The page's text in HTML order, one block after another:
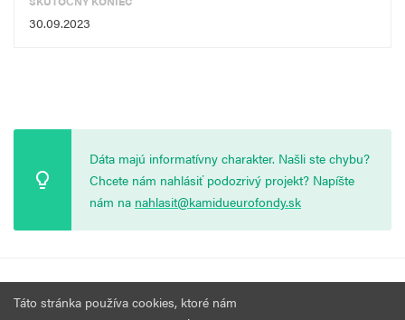
30.09.2023
Dáta majú informatívny charakter. Našli ste chybu?
Chcete nám nahlásiť podozrivý projekt? Napíšte
nám na nahlasit@kamidueurofondy.sk
Všetky práva vyhradené.
Táto stránka používa cookies, ktoré nám